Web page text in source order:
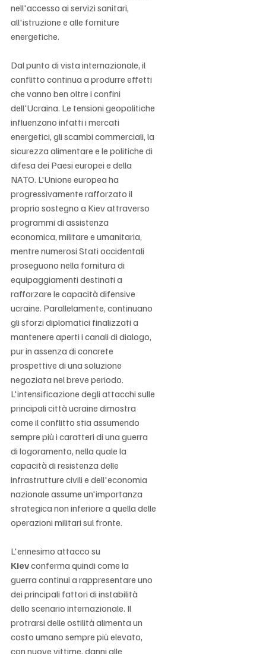
nell'accesso ai servizi sanitari,
all'istruzione e alle forniture
energetiche.
Dal punto di vista internazionale, il
conflitto continua a produrre effetti
che vanno ben oltre i confini
dell'Ucraina. Le tensioni geopolitiche
influenzano infatti i mercati
energetici, gli scambi commerciali, la
sicurezza alimentare e le politiche di
difesa dei Paesi europei e della
NATO. L'Unione europea ha
progressivamente rafforzato il
proprio sostegno a Kiev attraverso
programmi di assistenza
economica, militare e umanitaria,
mentre numerosi Stati occidentali
proseguono nella fornitura di
equipaggiamenti destinati a
rafforzare le capacità difensive
ucraine. Parallelamente, continuano
gli sforzi diplomatici finalizzati a
mantenere aperti i canali di dialogo,
pur in assenza di concrete
prospettive di una soluzione
negoziata nel breve periodo.
L'intensificazione degli attacchi sulle
principali città ucraine dimostra
come il conflitto stia assumendo
sempre più i caratteri di una guerra
di logoramento, nella quale la
capacità di resistenza delle
infrastrutture civili e dell'economia
nazionale assume un'importanza
strategica non inferiore a quella delle
operazioni militari sul fronte.
L'ennesimo attacco su
Kiev conferma quindi come la
guerra continui a rappresentare uno
dei principali fattori di instabilità
dello scenario internazionale. Il
protrarsi delle ostilità alimenta un
costo umano sempre più elevato,
con nuove vittime, danni alle